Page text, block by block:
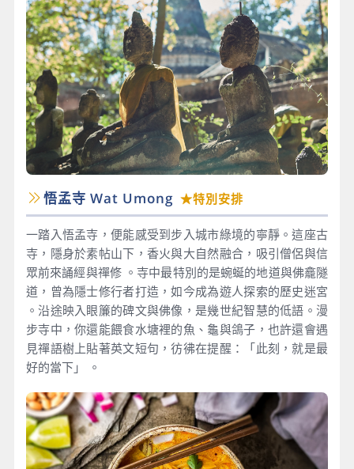
悟孟寺 Wat Umong ★特別安排
一踏入悟孟寺，便能感受到步入城市綠境的寧靜。這座古
寺，隱身於素帖山下，香火與大自然融合，吸引僧侶與信
眾前來誦經與禪修 。寺中最特別的是蜿蜒的地道與佛龕隧
道，曾為隱士修行者打造，如今成為遊人探索的歷史迷宮
。沿途映入眼簾的碑文與佛像，是幾世紀智慧的低語。漫
步寺中，你還能餵食水塘裡的魚、龜與鴿子，也許還會遇
見禪語樹上貼著英文短句，彷彿在提醒：「此刻，就是最
好的當下」 。